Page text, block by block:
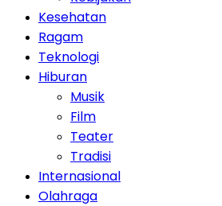
Kesehatan
Ragam
Teknologi
Hiburan
Musik
Film
Teater
Tradisi
Internasional
Olahraga